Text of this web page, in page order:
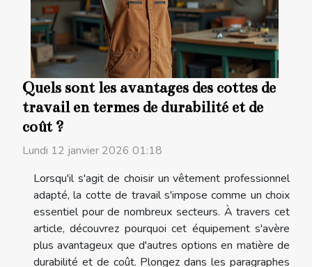
Quels sont les avantages des cottes de
travail en termes de durabilité et de
coût ?
Lundi 12 janvier 2026 01:18
Lorsqu'il s'agit de choisir un vêtement professionnel
adapté, la cotte de travail s'impose comme un choix
essentiel pour de nombreux secteurs. À travers cet
article, découvrez pourquoi cet équipement s'avère
plus avantageux que d'autres options en matière de
durabilité et de coût. Plongez dans les paragraphes